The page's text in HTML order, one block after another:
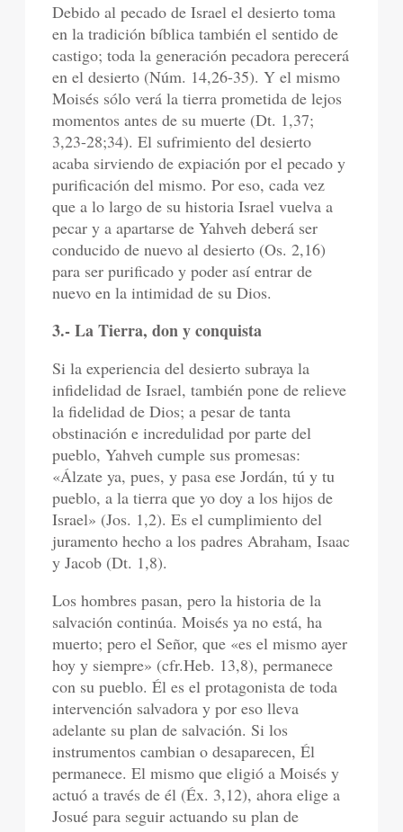
Debido al pecado de Israel el desierto toma
en la tradición bíblica también el sentido de
castigo; toda la generación pecadora perecerá
en el desierto (Núm. 14,26-35). Y el mismo
Moisés sólo verá la tierra prometida de lejos
momentos antes de su muerte (Dt. 1,37;
3,23-28;34). El sufrimiento del desierto
acaba sirviendo de expiación por el pecado y
purificación del mismo. Por eso, cada vez
que a lo largo de su historia Israel vuelva a
pecar y a apartarse de Yahveh deberá ser
conducido de nuevo al desierto (Os. 2,16)
para ser purificado y poder así entrar de
nuevo en la intimidad de su Dios.
3.- La Tierra, don y conquista
Si la experiencia del desierto subraya la
infidelidad de Israel, también pone de relieve
la fidelidad de Dios; a pesar de tanta
obstinación e incredulidad por parte del
pueblo, Yahveh cumple sus promesas:
«Álzate ya, pues, y pasa ese Jordán, tú y tu
pueblo, a la tierra que yo doy a los hijos de
Israel» (Jos. 1,2). Es el cumplimiento del
juramento hecho a los padres Abraham, Isaac
y Jacob (Dt. 1,8).
Los hombres pasan, pero la historia de la
salvación continúa. Moisés ya no está, ha
muerto; pero el Señor, que «es el mismo ayer
hoy y siempre» (cfr.Heb. 13,8), permanece
con su pueblo. Él es el protagonista de toda
intervención salvadora y por eso lleva
adelante su plan de salvación. Si los
instrumentos cambian o desaparecen, Él
permanece. El mismo que eligió a Moisés y
actuó a través de él (Éx. 3,12), ahora elige a
Josué para seguir actuando su plan de